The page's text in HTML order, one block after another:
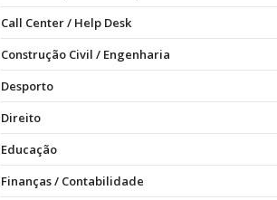
Call Center / Help Desk
Construção Civil / Engenharia
Desporto
Direito
Educação
Finanças / Contabilidade